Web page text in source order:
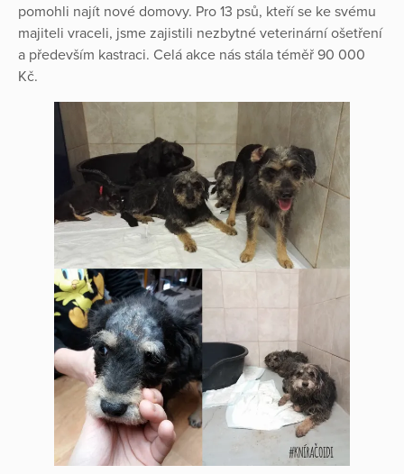
pomohli najít nové domovy. Pro 13 psů, kteří se ke svému
majiteli vraceli, jsme zajistili nezbytné veterinární ošetření
a především kastraci. Celá akce nás stála téměř 90 000
Kč.